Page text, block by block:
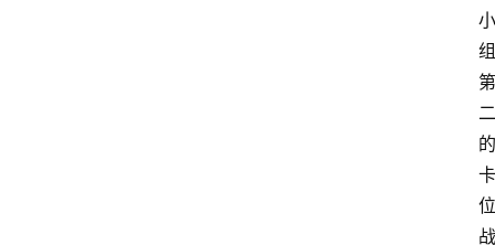
小
组
第
二
的
卡
位
战